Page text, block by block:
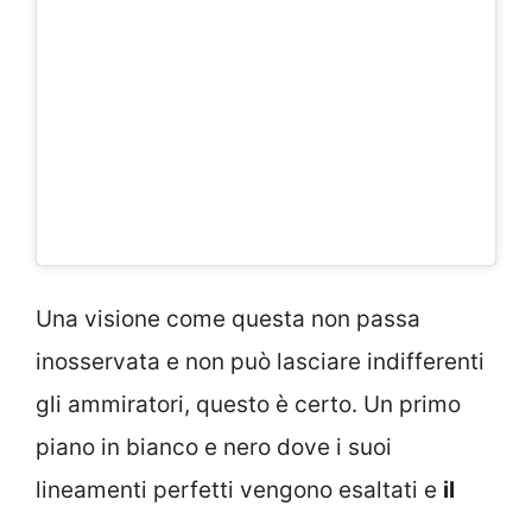
Una visione come questa non passa
inosservata e non può lasciare indifferenti
gli ammiratori, questo è certo. Un primo
piano in bianco e nero dove i suoi
lineamenti perfetti vengono esaltati e il